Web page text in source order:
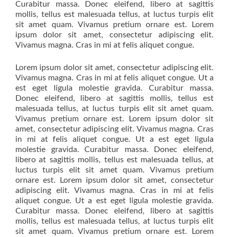
Curabitur massa. Donec eleifend, libero at sagittis
mollis, tellus est malesuada tellus, at luctus turpis elit
sit amet quam. Vivamus pretium ornare est. Lorem
ipsum dolor sit amet, consectetur adipiscing elit.
Vivamus magna. Cras in mi at felis aliquet congue.
Lorem ipsum dolor sit amet, consectetur adipiscing elit.
Vivamus magna. Cras in mi at felis aliquet congue. Ut a
est eget ligula molestie gravida. Curabitur massa.
Donec eleifend, libero at sagittis mollis, tellus est
malesuada tellus, at luctus turpis elit sit amet quam.
Vivamus pretium ornare est. Lorem ipsum dolor sit
amet, consectetur adipiscing elit. Vivamus magna. Cras
in mi at felis aliquet congue. Ut a est eget ligula
molestie gravida. Curabitur massa. Donec eleifend,
libero at sagittis mollis, tellus est malesuada tellus, at
luctus turpis elit sit amet quam. Vivamus pretium
ornare est. Lorem ipsum dolor sit amet, consectetur
adipiscing elit. Vivamus magna. Cras in mi at felis
aliquet congue. Ut a est eget ligula molestie gravida.
Curabitur massa. Donec eleifend, libero at sagittis
mollis, tellus est malesuada tellus, at luctus turpis elit
sit amet quam. Vivamus pretium ornare est. Lorem